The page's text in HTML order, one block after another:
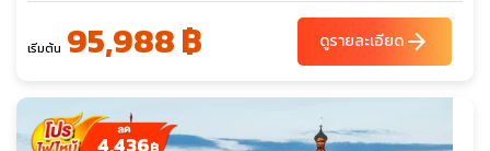
เริ่มต้น 95,988 ฿ ดูรายละเอียดarrow_forward